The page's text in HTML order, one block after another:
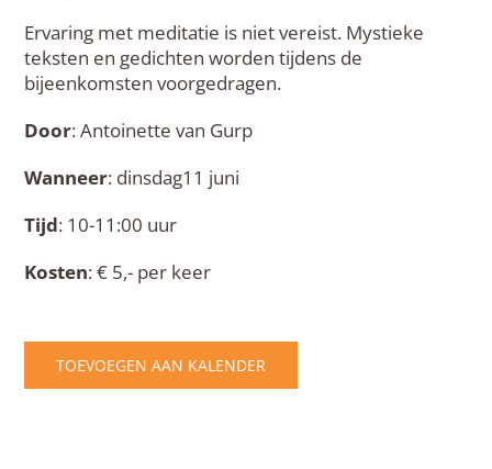
Ervaring met meditatie is niet vereist. Mystieke
teksten en gedichten worden tijdens de
bijeenkomsten voorgedragen.
Door: Antoinette van Gurp
Wanneer: dinsdag11 juni
Tijd: 10-11:00 uur
Kosten: € 5,- per keer
TOEVOEGEN AAN KALENDER